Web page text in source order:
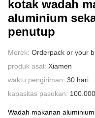
kotak wadah
aluminium
penutup
Merek: Orderpack or your
produk asal: Xiamen
waktu pengiriman: 30 hari
kapasitas pasokan:
Wadah makanan